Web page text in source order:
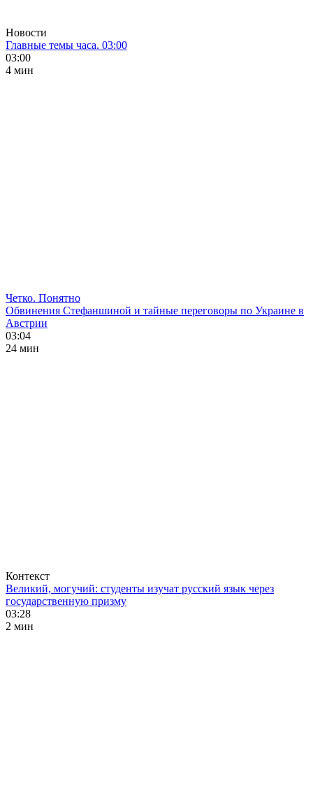
Новости
Главные темы часа. 03:00
03:00
4 мин
Четко. Понятно
Обвинения Стефаншиной и тайные переговоры по Украине в
Австрии
03:04
24 мин
Контекст
Великий, могучий: студенты изучат русский язык через
государственную призму
03:28
2 мин